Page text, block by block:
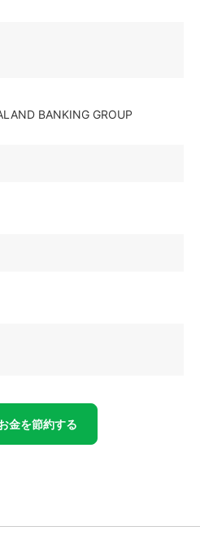
BANKING GROUP
金を節約する